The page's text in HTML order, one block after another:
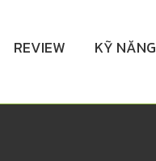
REVIEW KỸ NĂNG